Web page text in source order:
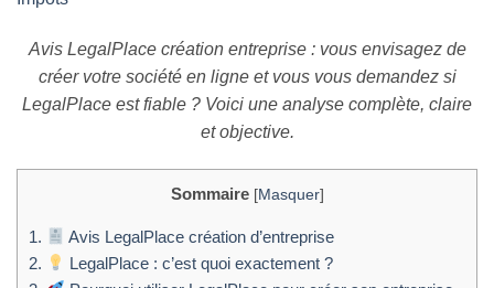
Avis LegalPlace création entreprise : vous envisagez de
créer votre société en ligne et vous vous demandez si
LegalPlace est fiable ? Voici une analyse complète, claire
et objective.
Sommaire [Masquer]
1.
Avis LegalPlace création d’entreprise
2.
LegalPlace : c’est quoi exactement ?